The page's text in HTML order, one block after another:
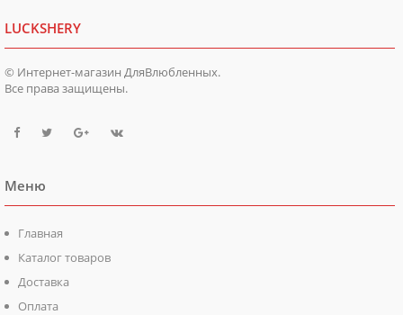
LUCKSHERY
© Интернет-магазин ДляВлюбленных.
Все права защищены.
Меню
Главная
Каталог товаров
Доставка
Оплата